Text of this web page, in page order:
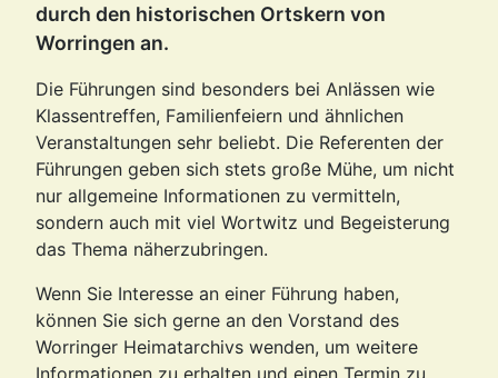
durch den historischen Ortskern von
Worringen an.
Die Führungen sind besonders bei Anlässen wie
Klassentreffen, Familienfeiern und ähnlichen
Veranstaltungen sehr beliebt. Die Referenten der
Führungen geben sich stets große Mühe, um nicht
nur allgemeine Informationen zu vermitteln,
sondern auch mit viel Wortwitz und Begeisterung
das Thema näherzubringen.
Wenn Sie Interesse an einer Führung haben,
können Sie sich gerne an den Vorstand des
Worringer Heimatarchivs wenden, um weitere
Informationen zu erhalten und einen Termin zu